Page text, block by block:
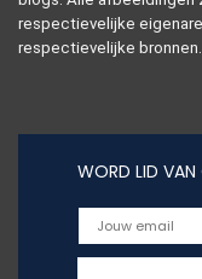
respectievelijke
respectievelijke bronnen.
WORD LID VAN